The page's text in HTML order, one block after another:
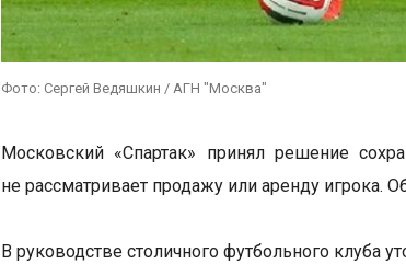
Фото: Сергей Ведяшкин / АГН "Москва"
Московский «Спартак» принял решение
не рассматривает продажу или аренду игрока.
В руководстве столичного футбольного